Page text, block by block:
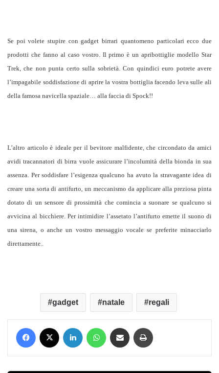
Se poi volete stupire con gadget birrari quantomeno particolari ecco due
prodotti che fanno al caso vostro.Il primo è un apribottiglie modello Star
Trek, che non punta certo sulla sobrietà. Con quindici euro potrete avere
l’impagabile soddisfazione di aprire la vostra bottiglia facendo leva sulle ali
della famosa navicella spaziale… alla faccia di Spock!!
L’altro articolo è ideale per il bevitore malfidente, che circondato da amici
avidi tracannatori di birra vuole assicurare l’incolumità della bionda in sua
assenza. Per soddisfare l’esigenza qualcuno ha avuto la stravagante idea di
creare una sorta di antifurto, un meccanismo da applicare alla preziosa pinta
dotato di un sensore di prossimità che comincia a suonare se qualcuno si
avvicina al bicchiere. Per intimidire l’assetato l’antifurto emette il suono di
una sirena, o anche un vostro messaggio vocale se preferite minacciarlo
direttamente..
gadget natale regali
Facebook LinkedIn WhatsApp Condividi via mail